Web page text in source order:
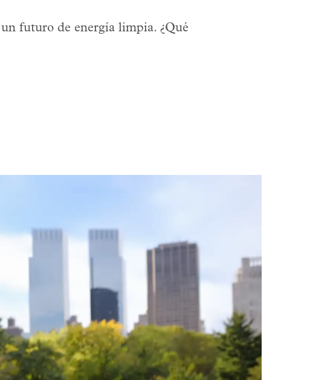
futuro de energía limpia. ¿Qué